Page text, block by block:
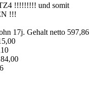
!!!!!!!!! und somit
!!!
17j. Gehalt netto 597,86